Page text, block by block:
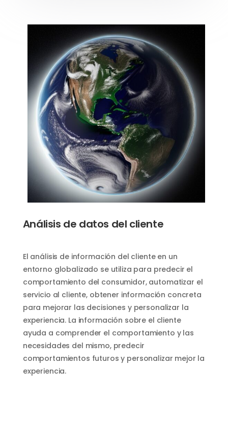
Análisis de datos del cliente
El análisis de información del cliente en un
entorno globalizado se utiliza para predecir el
comportamiento del consumidor, automatizar el
servicio al cliente, obtener información concreta
para mejorar las decisiones y personalizar la
experiencia. La información sobre el cliente
ayuda a comprender el comportamiento y las
necesidades del mismo, predecir
comportamientos futuros y personalizar mejor la
experiencia.